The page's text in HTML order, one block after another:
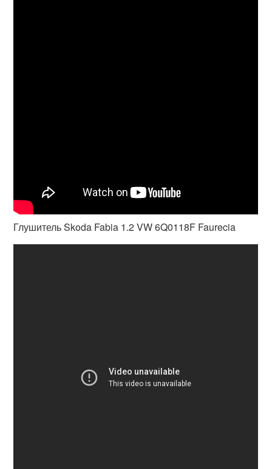
Глушитель Skoda Fabia 1.2 VW 6Q0118F Faurecia